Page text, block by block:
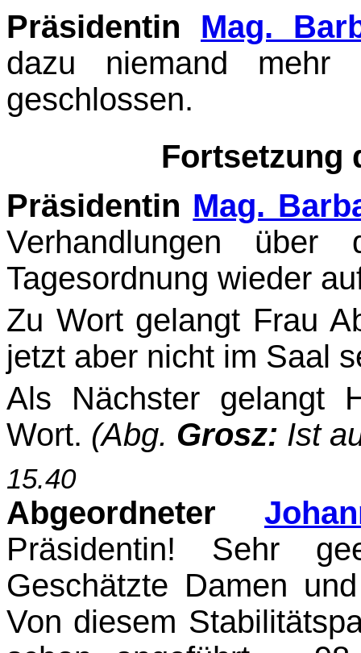
Präsidentin Mag.
dazu niemand mehr
geschlossen.
Fortsetzung
Präsidentin Mag.
Verhandlungen
Tagesordnung wieder
Zu Wort gelangt Frau
jetzt aber nicht im Saal
Als Nächster gelangt
Wort. (Abg. Grosz: Ist
15.40
Abgeordneter
Präsidentin! Sehr
Geschätzte Damen
Von diesem